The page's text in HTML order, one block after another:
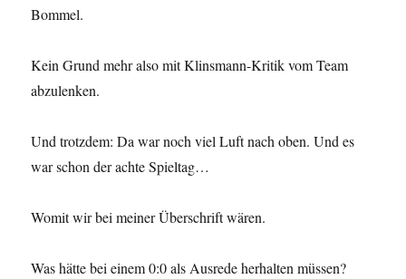
Bommel.
Kein Grund mehr also mit Klinsmann-Kritik vom Team
abzulenken.
Und trotzdem: Da war noch viel Luft nach oben. Und es
war schon der achte Spieltag…
Womit wir bei meiner Überschrift wären.
Was hätte bei einem 0:0 als Ausrede herhalten müssen?